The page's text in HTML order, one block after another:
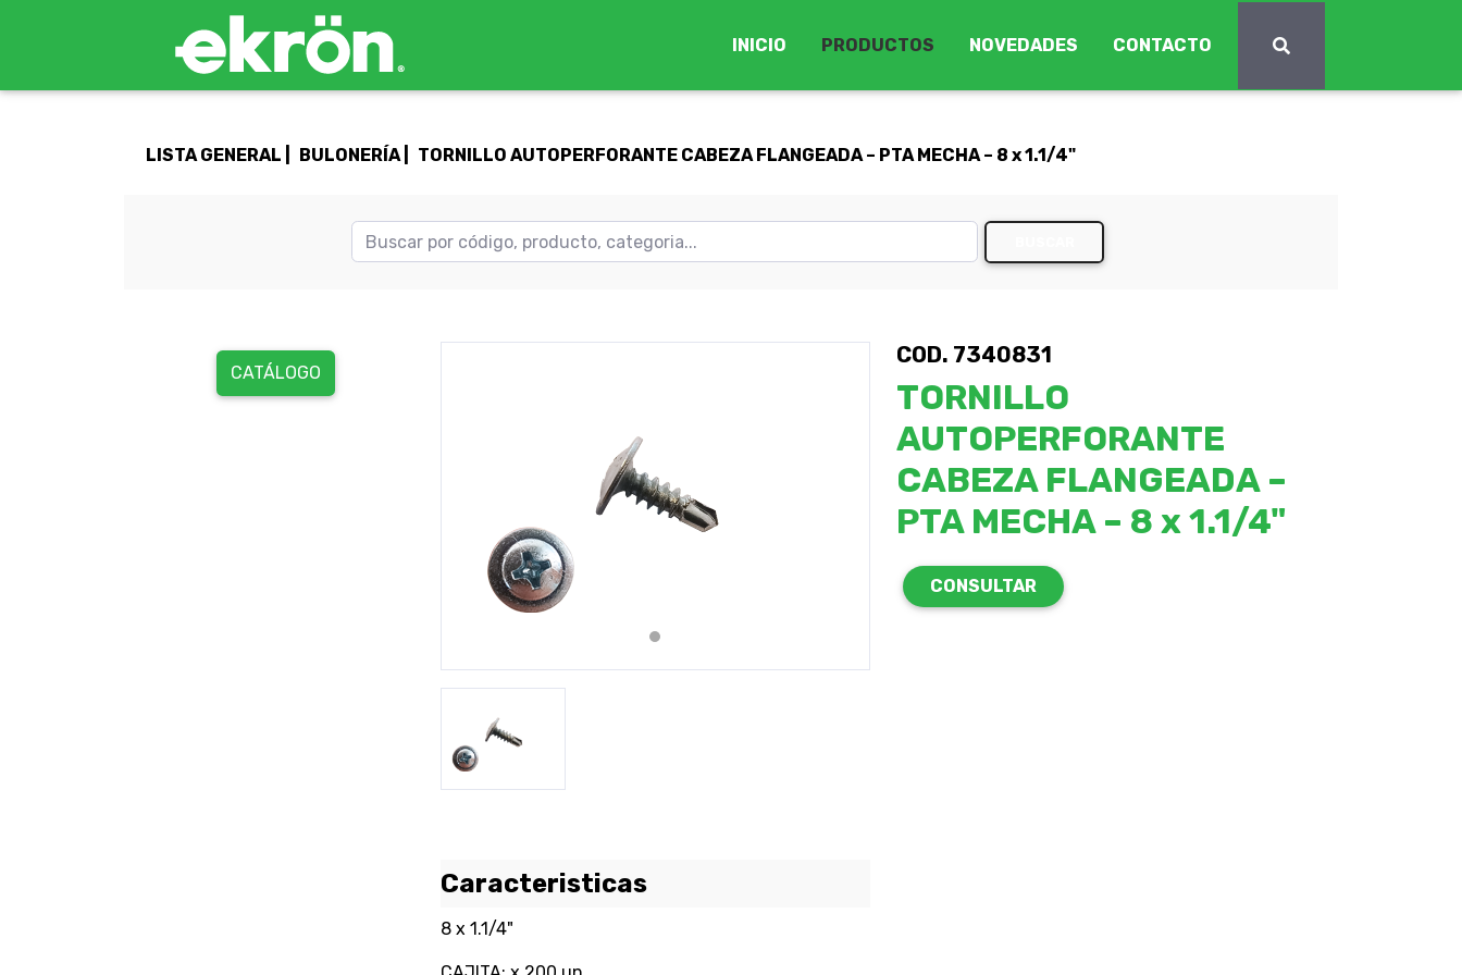
INICIO PRODUCTOS NOVEDADES CONTACTO
LISTA GENERAL | BULONERÍA | TORNILLO AUTOPERFORANTE CABEZA FLANGEADA – PTA MECHA – 8 x 1.1/4"
CATÁLOGO
COD. 7340831
TORNILLO
AUTOPERFORANTE
CABEZA FLANGEADA –
PTA MECHA – 8 x 1.1/4"
CONSULTAR
Caracteristicas
8 x 1.1/4"